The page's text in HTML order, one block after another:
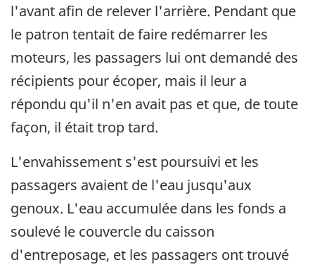
l'avant afin de relever l'arrière. Pendant que
le patron tentait de faire redémarrer les
moteurs, les passagers lui ont demandé des
récipients pour écoper, mais il leur a
répondu qu'il n'en avait pas et que, de toute
façon, il était trop tard.
L'envahissement s'est poursuivi et les
passagers avaient de l'eau jusqu'aux
genoux. L'eau accumulée dans les fonds a
soulevé le couvercle du caisson
d'entreposage, et les passagers ont trouvé